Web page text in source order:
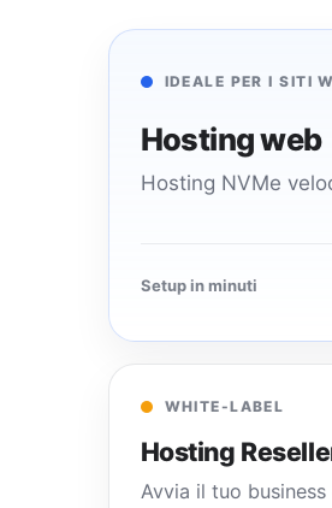
IDEALE PER I SITI
Hosting web
Hosting NVMe
Setup in minuti
WHITE-LABEL
Hosting
Avvia il tuo